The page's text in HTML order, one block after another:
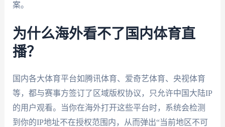
案。
为什么海外看不了国内体育直
播？
国内各大体育平台如腾讯体育、爱奇艺体育、央视体育
等，都与赛事方签订了区域版权协议，只允许中国大陆IP
的用户观看。当你在海外打开这些平台时，系统会检测
到你的IP地址不在授权范围内，从而弹出“当前地区不可